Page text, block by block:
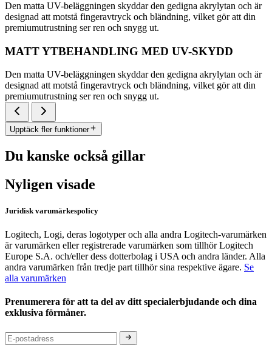
Den matta UV-beläggningen skyddar den gedigna akrylytan och är
designad att motstå fingeravtryck och bländning, vilket gör att din
premiumutrustning ser ren och snygg ut.
MATT YTBEHANDLING MED UV-SKYDD
Den matta UV-beläggningen skyddar den gedigna akrylytan och är
designad att motstå fingeravtryck och bländning, vilket gör att din
premiumutrustning ser ren och snygg ut.
Upptäck fler funktioner
Du kanske också gillar
Nyligen visade
Juridisk varumärkespolicy
Logitech, Logi, deras logotyper och alla andra Logitech-varumärken
är varumärken eller registrerade varumärken som tillhör Logitech
Europe S.A. och/eller dess dotterbolag i USA och andra länder. Alla
andra varumärken från tredje part tillhör sina respektive ägare. Se
alla varumärken
Prenumerera för att ta del av ditt specialerbjudande och dina
exklusiva förmåner.